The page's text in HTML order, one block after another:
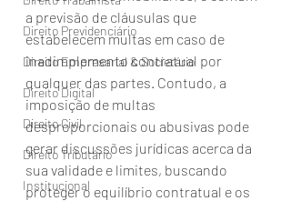
Direito Previdenciário
Direito Empresarial & Societário
Direito Digital
Direito Civil
Direito Tributário
Institucional
a previsão de cláusulas que
estabelecem multas em caso de
inadimplemento contratual por
qualquer das partes. Contudo, a
imposição de multas
desproporcionais ou abusivas pode
gerar discussões jurídicas acerca da
sua validade e limites, buscando
proteger o equilíbrio contratual e os